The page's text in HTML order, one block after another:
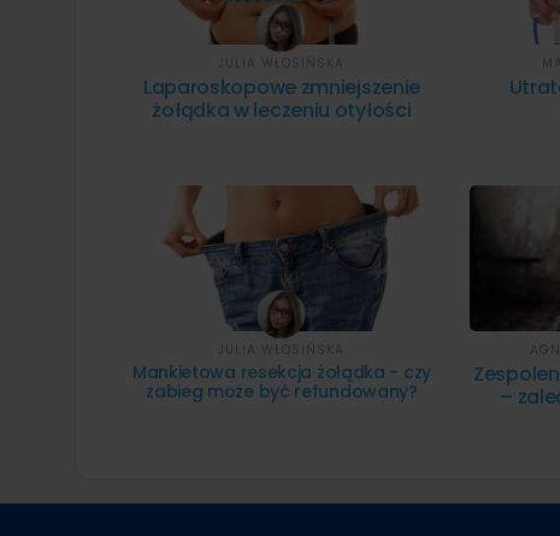
Laparoskopowe zmniejszenie
żołądka w leczeniu otyłości
JULIA WŁOSIŃSKA
Mankietowa resekcja żołądka - czy
zabieg może być refundowany?
JULIA WŁOSIŃSKA
–